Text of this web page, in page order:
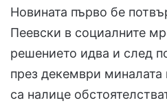
Новината първо бе
Пеевски в социалните
решението идва и след
през декември миналата
са налице